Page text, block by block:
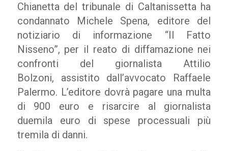
Chianetta del tribunale di Caltanissetta ha
condannato Michele Spena, editore del
notiziario di informazione “Il Fatto
Nisseno”, per il reato di diffamazione nei
confronti del giornalista Attilio
Bolzoni, assistito dall’avvocato Raffaele
Palermo. L’editore dovrà pagare una multa
di 900 euro e risarcire al giornalista
duemila euro di spese processuali più
tremila di danni.